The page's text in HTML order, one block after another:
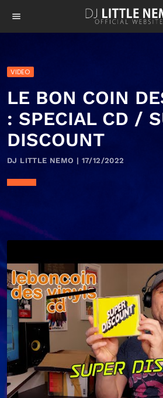
menu
VIDEO
LE BON COIN
: SPECIAL CD /
DISCOUNT
DJ LITTLE NEMO | 17/12/2022